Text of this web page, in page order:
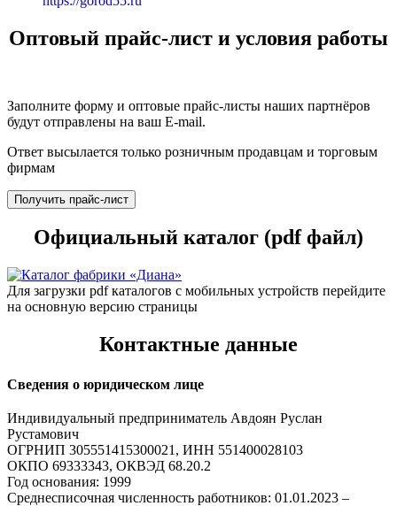
Оптовый прайс-лист и условия работы
Заполните форму и оптовые прайс-листы наших партнёров
будут отправлены на ваш E-mail.
Ответ высылается только розничным продавцам и торговым
фирмам
Получить прайс-лист
Официальный каталог (pdf файл)
Для загрузки pdf каталогов с мобильных устройств перейдите
на основную версию страницы
Контактные данные
Сведения о юридическом лице
Индивидуальный предприниматель Авдоян Руслан
Рустамович
ОГРНИП 305551415300021, ИНН 551400028103
ОКПО 69333343, ОКВЭД 68.20.2
Год основания: 1999
Среднесписочная численность работников: 01.01.2023 –